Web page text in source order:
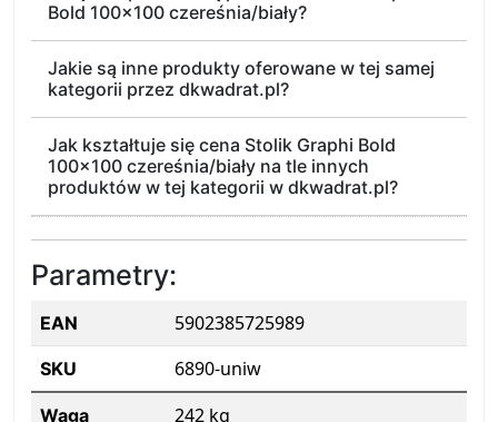
Bold 100x100 czereśnia/biały?
Jakie są inne produkty oferowane w tej samej
kategorii przez dkwadrat.pl?
Jak kształtuje się cena Stolik Graphi Bold
100x100 czereśnia/biały na tle innych
produktów w tej kategorii w dkwadrat.pl?
Parametry:
EAN 5902385725989
SKU 6890-uniw
Waga 242 kg